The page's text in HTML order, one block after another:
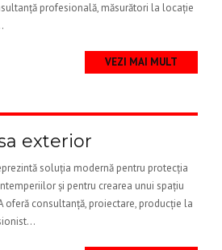
profesională, măsurători la locație
VEZI MAI MULT
exterior
soluția modernă pentru protecția
și pentru crearea unui spațiu
oferă consultanță, proiectare, producție la